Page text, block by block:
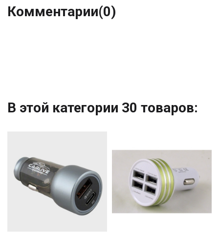
Комментарии(0)
В этой категории 30 товаров: